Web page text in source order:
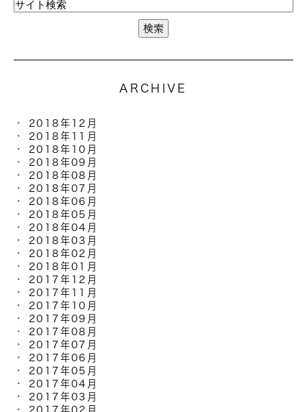
ARCHIVE
2018年12月
2018年11月
2018年10月
2018年09月
2018年08月
2018年07月
2018年06月
2018年05月
2018年04月
2018年03月
2018年02月
2018年01月
2017年12月
2017年11月
2017年10月
2017年09月
2017年08月
2017年07月
2017年06月
2017年05月
2017年04月
2017年03月
2017年02月